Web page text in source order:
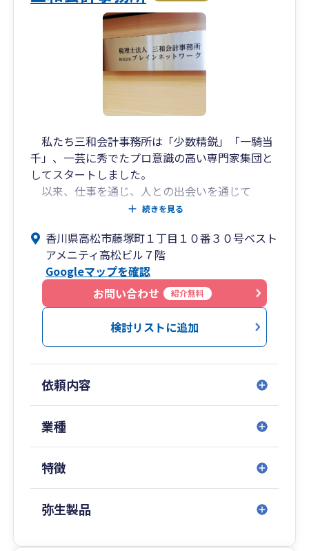
私たち三和会計事務所は「少数精鋭」「一騎当
千」、一芸に秀でたプロ意識の高い専門家集団と
してスタートしました。
以来、仕事を通じ、人との出会いを通じて
「日々是新」を胸に従来の会計事務所のイメージ
と人々が求める新しい会計事務所のカタチを求め
続けてきました。
加えて、仕事としての能力やスキルを高めるだ
けではなく、人としての品格と心の成長も併せて
求め続けてきました。
三和会計事務所では、会計決算業務から法人
税・所得税・消費税・相続税の税務申告書作成の
績拡大のための意思決定支援や海外進出支援・国
際税務、そして地方公共団体などに対する公会計
適用など、幅広いサービスを提供しております。
さい。お客さまと共に、一緒に考えていきましょ
う。
続きを見る
香川県高松市藤塚町１丁目１０番３０号ベスト
アメニティ高松ビル７階
Googleマップを確認
お問い合わせ
紹介無料
検討リストに追加
依頼内容
業種
特徴
弥生製品